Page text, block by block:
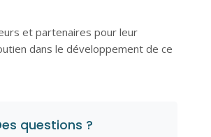
et partenaires pour leur
dans le développement de ce
questions ?